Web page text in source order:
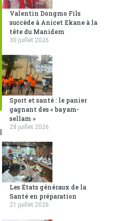
Valentin Dongmo Fils
succède à Anicet Ekane à la
tête du Manidem
30 juillet 2026
Sport et santé : le panier
gagnant des « bayam-
sellam »
28 juillet 2026
Les États généraux de la
Santé en préparation
21 juillet 2026